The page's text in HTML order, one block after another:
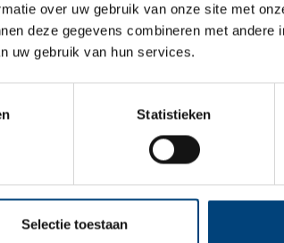
over uw gebruik van onze site met
deze gegevens combineren met andere
uw gebruik van hun services.
Statistieken
Selectie toestaan